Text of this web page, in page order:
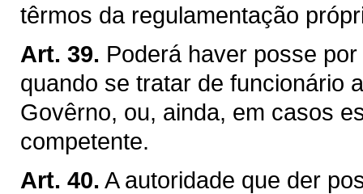
têrmos da regulamentação
Art. 39. Poderá haver posse
quando se tratar de funcionário
Govêrno, ou, ainda, em casos
competente.
Art. 40. A autoridade que der